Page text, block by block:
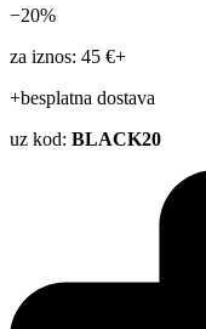
−20%
za iznos: 45 €+
+besplatna dostava
uz kod: BLACK20